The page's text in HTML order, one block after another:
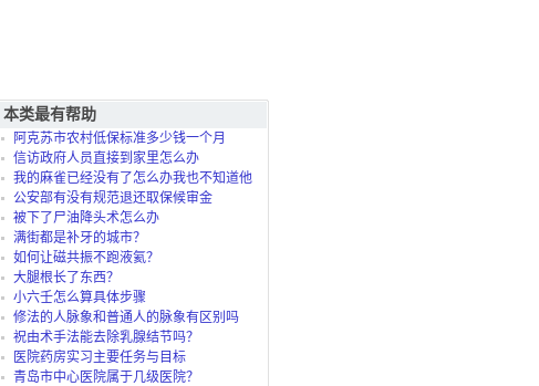
本类最有帮助
阿克苏市农村低保标准多少钱一个月
信访政府人员直接到家里怎么办
我的麻雀已经没有了怎么办我也不知道他
是怎么死的？
公安部有没有规范退还取保候审金
被下了尸油降头术怎么办
满街都是补牙的城市？
如何让磁共振不跑液氦？
大腿根长了东西？
小六壬怎么算具体步骤
修法的人脉象和普通人的脉象有区别吗
祝由术手法能去除乳腺结节吗？
医院药房实习主要任务与目标
青岛市中心医院属于几级医院？